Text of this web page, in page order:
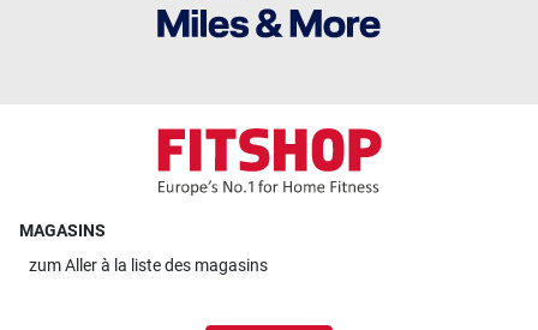
MAGASINS
zumAller à la liste des magasins